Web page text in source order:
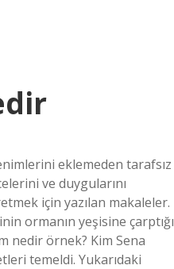
eklemeden tarafsız
ve duygularını
için yazılan makaleler.
ormanın yeşisine çarptığı
nedir örnek? Kim Sena
temeldi. Yukarıdaki